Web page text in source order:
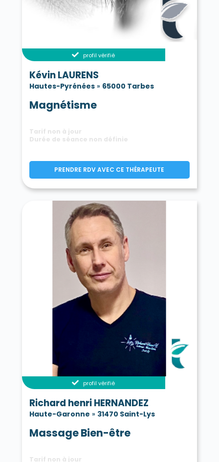
profil vérifié
Kévin LAURENS
Hautes-Pyrénées» 65000 Tarbes
Magnétisme
Tarif non à jour
Durée de séance non définie
PRENDRE RDV AVEC CE THÉRAPEUTE
profil vérifié
Richard henri HERNANDEZ
Haute-Garonne » 31470 Saint-Lys
Massage Bien-être
Tarif non à jour